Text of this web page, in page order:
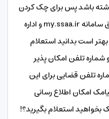
باشد پس برای چک کردن
ممنوع الخروجی می تواند از طریق سامانه my.ssaa.ir و اداره
است بدانید استعلام
تلفن امکان پذیر
تلفن قضایی برای این
امکان اطلاع رسانی
بخواهید استعلام بگیرید؟!